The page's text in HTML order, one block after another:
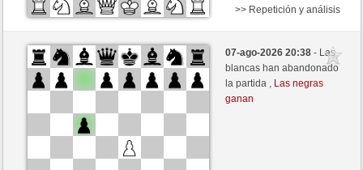
Negras
Mychess (1306)
Blancas
tecnicle (1372)
Tiempo: 10 minutes/side + 8 seconds/move
Esta partida es por puntos
>> Repetición y análisis
07-ago-2026 20:38- Las
blancas han abandonado
la partida , Las negras
ganan